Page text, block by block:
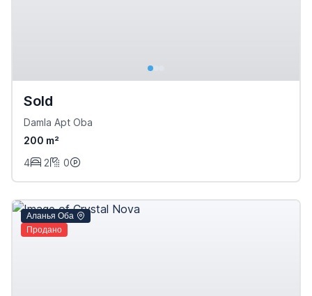
Sold
Damla Apt Oba
200 m²
4
2 0
Аланья Оба
Продано